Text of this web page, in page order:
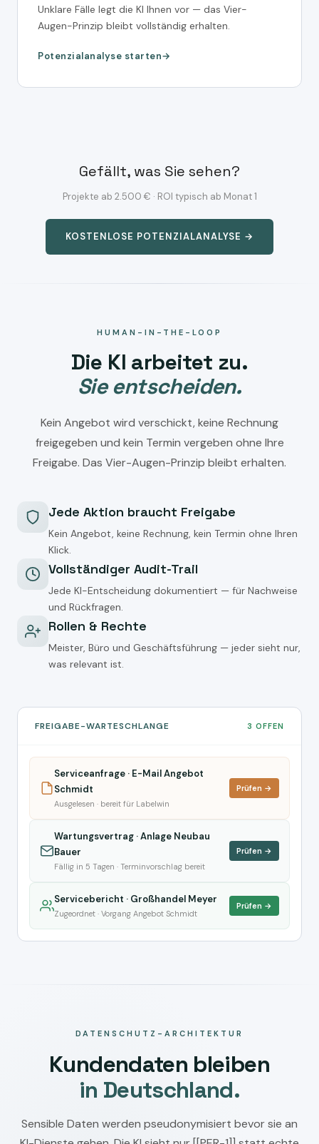
Unklare Fälle legt die KI Ihnen vor — das Vier-
Augen-Prinzip bleibt vollständig erhalten.
Potenzialanalyse starten
Gefällt, was Sie sehen?
Projekte ab 2.500 € · ROI typisch ab Monat 1
KOSTENLOSE POTENZIALANALYSE →
HUMAN-IN-THE-LOOP
Die KI arbeitet zu.
Sie entscheiden.
Kein Angebot wird verschickt, keine Rechnung
freigegeben und kein Termin vergeben ohne Ihre
Freigabe. Das Vier-Augen-Prinzip bleibt erhalten.
Jede Aktion braucht Freigabe
Kein Angebot, keine Rechnung, kein Termin ohne Ihren
Klick.
Vollständiger Audit-Trail
Jede KI-Entscheidung dokumentiert — für Nachweise
und Rückfragen.
Rollen & Rechte
Meister, Büro und Geschäftsführung — jeder sieht nur,
was relevant ist.
FREIGABE-WARTESCHLANGE 3 OFFEN
Serviceanfrage · E-Mail Angebot
Schmidt
Ausgelesen · bereit für Labelwin
Prüfen →
Wartungsvertrag · Anlage Neubau
Bauer
Fällig in 5 Tagen · Terminvorschlag bereit
Prüfen →
Servicebericht · Großhandel Meyer
Zugeordnet · Vorgang Angebot Schmidt
Prüfen →
DATENSCHUTZ-ARCHITEKTUR
Kundendaten bleiben
in Deutschland.
Sensible Daten werden pseudonymisiert bevor sie an